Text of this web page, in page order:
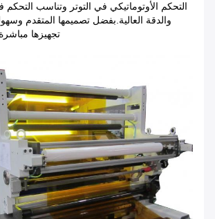
التحكم الأوتوماتيكي في التوتر وتناسب
والدقة العالية.بفضل تصميمها المتقدم
تجهيزها